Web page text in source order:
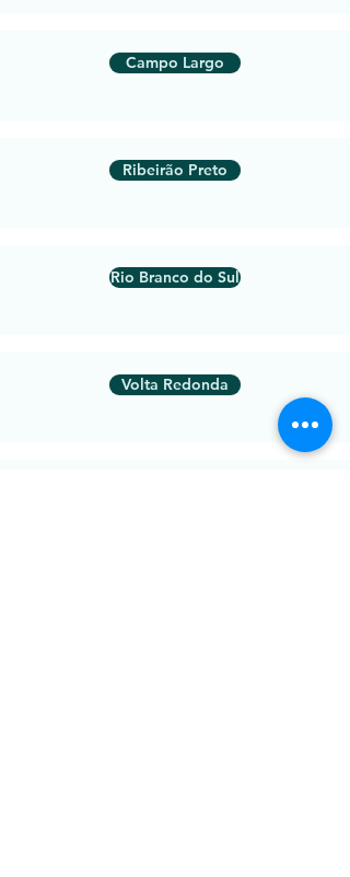
Campo Largo
Ribeirão Preto
Rio Branco do Sul
Volta Redonda